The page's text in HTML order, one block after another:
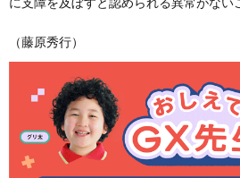
（藤原秀行）